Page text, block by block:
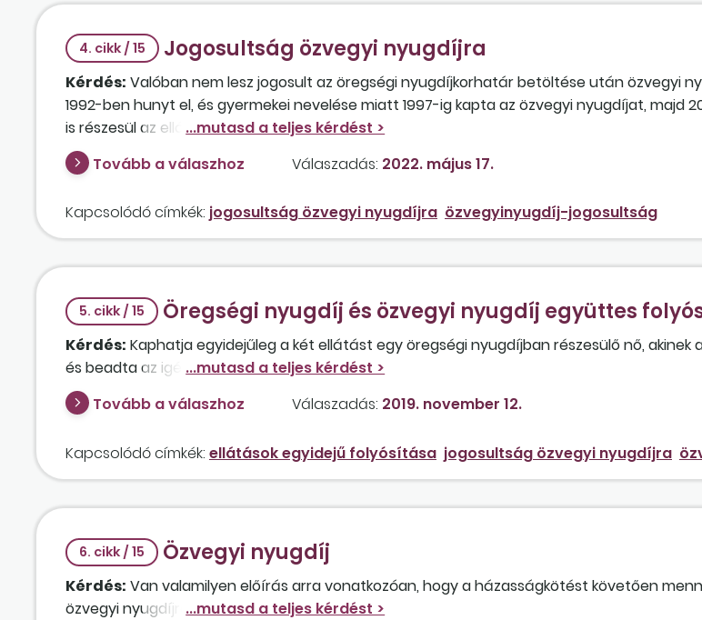
4. cikk / 15 Jogosultság özvegyi nyugdíjra
Kérdés: Valóban nem lesz jogosult az öregségi nyugdíjkorhatár betöltése után özvegyi
1992-ben hunyt el, és gyermekei nevelése miatt 1997-ig kapta az özvegyi nyugdíjat, majd
is részesül az ellátásban? Hol található meg az erre vonatkozó szabályozás?
Tovább a válaszhoz
Válaszadás: 2022. május 17.
Kapcsolódó címkék: jogosultság özvegyi nyugdíjra özvegyinyugdíj-jogosultság
5. cikk / 15 Öregségi nyugdíj és özvegyi nyugdíj együttes
Kérdés: Kaphatja egyidejűleg a két ellátást egy öregségi nyugdíjban részesülő nő, akinek
és beadta az igényét özvegyi nyugdíjra is?
Tovább a válaszhoz
Válaszadás: 2019. november 12.
Kapcsolódó címkék: ellátások egyidejű folyósítása jogosultság özvegyi nyugdíjra
6. cikk / 15 Özvegyi nyugdíj
Kérdés: Van valamilyen előírás arra vonatkozóan, hogy a házasságkötést követően
özvegyi nyugdíjra a házastárs?